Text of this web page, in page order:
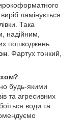
ламінується
Така
надійним,
пошкоджень.
. Фартух тонкий,
будь-якими
та агресивних
води та